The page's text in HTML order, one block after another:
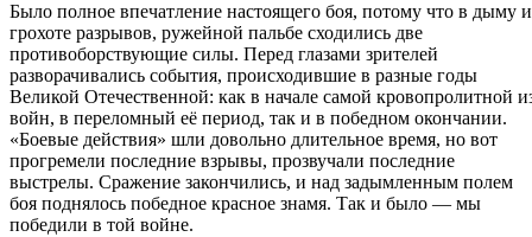
Было полное впечатление настоящего боя, потому что в дыму и
грохоте разрывов, ружейной пальбе сходились две
противоборствующие силы. Перед глазами зрителей
разворачивались события, происходившие в разные годы
Великой Отечественной: как в начале самой кровопролитной
войн, в переломный её период, так и в победном окончании.
«Боевые действия» шли довольно длительное время, но вот
прогремели последние взрывы, прозвучали последние
выстрелы. Сражение закончились, и над задымленным полем
боя поднялось победное красное знамя. Так и было — мы
победили в той войне.